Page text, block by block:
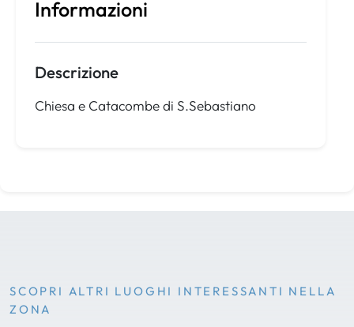
Informazioni
Descrizione
Chiesa e Catacombe di S.Sebastiano
SCOPRI ALTRI LUOGHI INTERESSANTI NELLA
ZONA